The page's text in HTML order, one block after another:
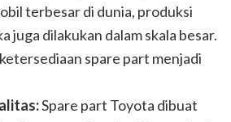
terbesar di dunia, produksi
juga dilakukan dalam skala besar.
spare part menjadi
Spare part Toyota dibuat